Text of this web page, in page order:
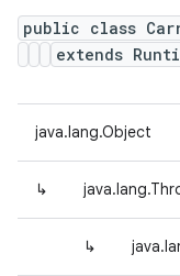
public class
extends
java.lang.Object
↳
↳